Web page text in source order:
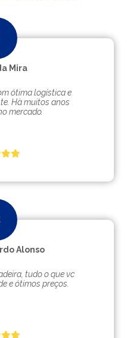
Mira
ótima logística e
Hà muitos anos
mercado.
Alonso
tudo o que vc
e ótimos preços.